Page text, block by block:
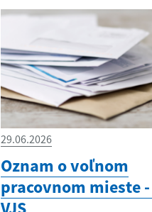
29.06.2026
Oznam o voľnom
pracovnom mieste -